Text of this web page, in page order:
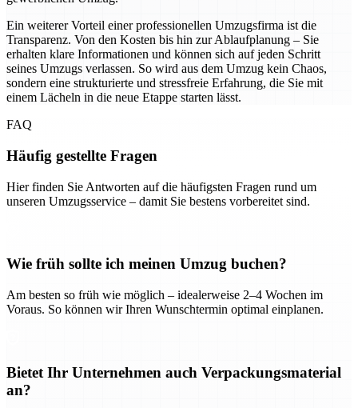
Ein weiterer Vorteil einer professionellen Umzugsfirma ist die
Transparenz. Von den Kosten bis hin zur Ablaufplanung – Sie
erhalten klare Informationen und können sich auf jeden Schritt
seines Umzugs verlassen. So wird aus dem Umzug kein Chaos,
sondern eine strukturierte und stressfreie Erfahrung, die Sie mit
einem Lächeln in die neue Etappe starten lässt.
FAQ
Häufig gestellte Fragen
Hier finden Sie Antworten auf die häufigsten Fragen rund um
unseren Umzugsservice – damit Sie bestens vorbereitet sind.
Wie früh sollte ich meinen Umzug buchen?
Am besten so früh wie möglich – idealerweise 2–4 Wochen im
Voraus. So können wir Ihren Wunschtermin optimal einplanen.
Bietet Ihr Unternehmen auch Verpackungsmaterial
an?